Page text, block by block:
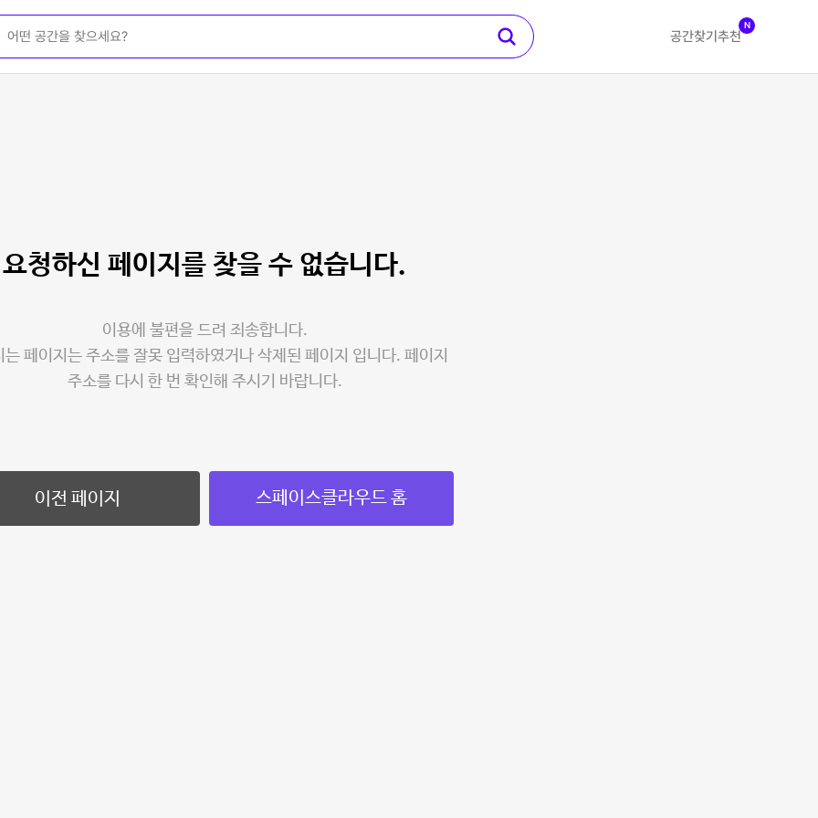
공간찾기 추천
N
요청하신 페이지를 찾을 수 없습니다.
이용에 불편을 드려 죄송합니다.
는 페이지는 주소를 잘못 입력하였거나 삭제된 페이지 입니다. 페이지
주소를 다시 한 번 확인해 주시기 바랍니다.
이전 페이지 스페이스클라우드 홈